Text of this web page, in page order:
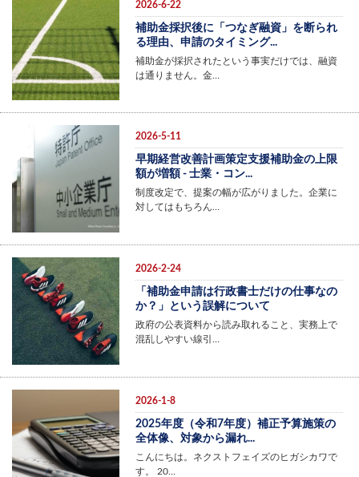
2026-6-22
補助金採択後に「つなぎ融資」を断られ
る理由、申請のタイミング...
補助金が採択されたという事実だけでは、融資
は通りません。金…
2026-5-11
早期経営改善計画策定支援補助金の上限
額が増額 - 士業・コン...
制度改定で、提案の幅が広がりました。企業に
対してはもちろん…
2026-2-24
「補助金申請は行政書士だけの仕事なの
か？」という誤解について
政府の公表資料から読み取れること、実務上で
混乱しやすい線引…
2026-1-8
2025年度（令和7年度）補正予算施策の
全体像、対象から漏れ...
こんにちは。ネクストフェイズのヒガシカワで
す。 20…